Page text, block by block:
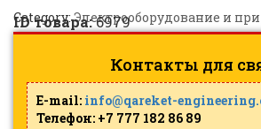
Category:Электрооборудование и
ID товара:6979
Контакты для
E-mail: info@qareket-
Телефон: +7 777 182 86 89